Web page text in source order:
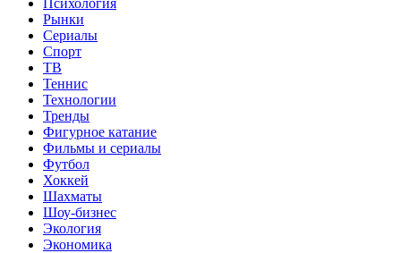
Рынки
Сериалы
Спорт
ТВ
Теннис
Технологии
Тренды
Фигурное катание
Фильмы и сериалы
Футбол
Хоккей
Шахматы
Шоу-бизнес
Экология
Экономика